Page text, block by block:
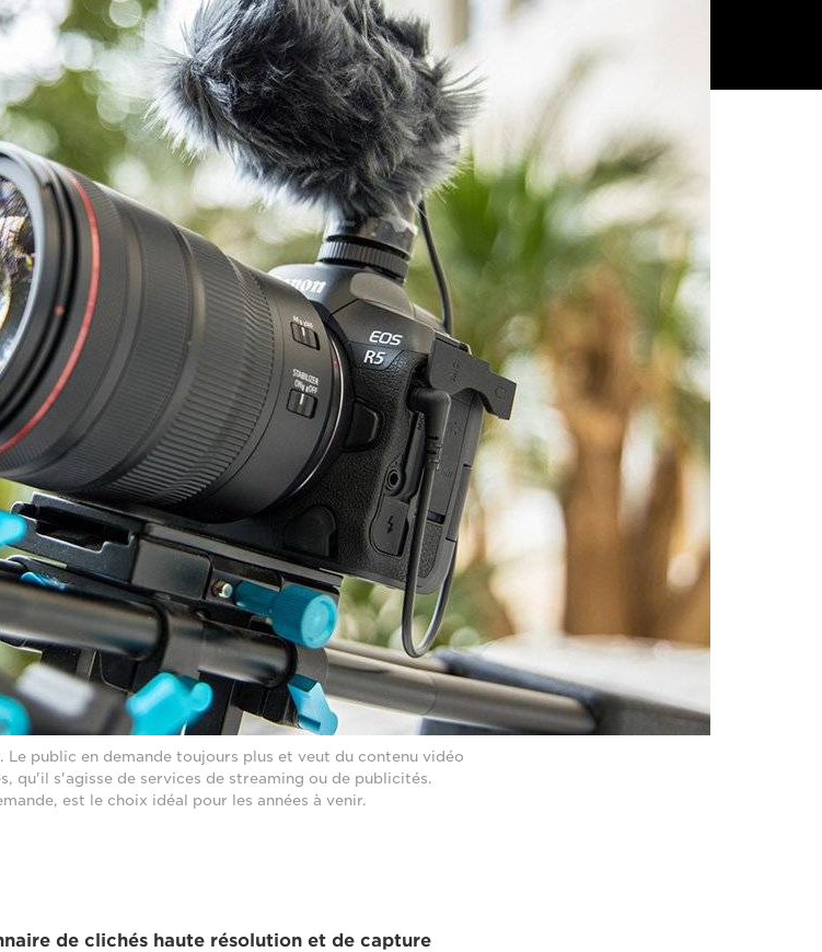
Le public en demande toujours plus et veut du contenu vidéo
qu'il s'agisse de services de streaming ou de publicités.
est le choix idéal pour les années à venir.
de clichés haute résolution et de capture